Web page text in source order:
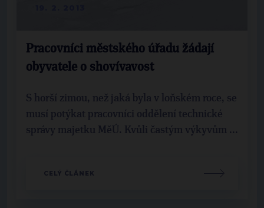
Pracovníci městského úřadu žádají
obyvatele o shovívavost
S horší zimou, než jaká byla v loňském roce, se
musí potýkat pracovníci oddělení technické
správy majetku MěÚ. Kvůli častým výkyvům ...
CELÝ ČLÁNEK